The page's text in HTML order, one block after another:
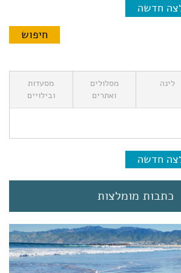
חדשה
לינה
מסלולים
ואתרים
מסעדות
ובילויים
חדשה
כתבות מומלצות